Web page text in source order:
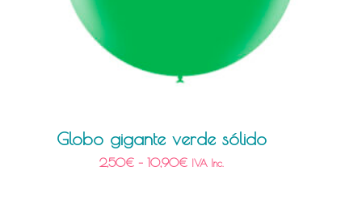
Globo gigante verde sólido
2,50€ –10,90€ IVA Inc.